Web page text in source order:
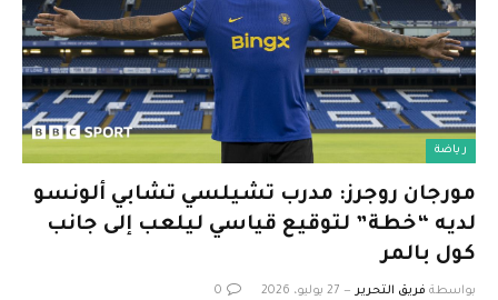
رياضة
مورجان روجرز: مدرب تشيلسي تشابي ألونسو
لديه “خطة” لتوقيع قياسي ليلعب إلى جانب
كول بالمر
بواسطة فريق التحرير 27 يوليو، 2026 0